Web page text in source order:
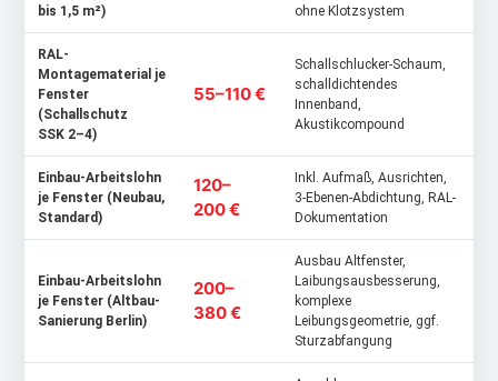
bis 1,5 m²)
ohne Klotzsystem
RAL-
Montagematerial je
Fenster
(Schallschutz
SSK 2–4)
55–110 €
Schallschlucker-Schaum,
schalldichtendes
Innenband,
Akustikcompound
Einbau-Arbeitslohn
je Fenster (Neubau,
Standard)
120–
200 €
Inkl. Aufmaß, Ausrichten,
3-Ebenen-Abdichtung, RAL-
Dokumentation
Einbau-Arbeitslohn
je Fenster (Altbau-
Sanierung Berlin)
200–
380 €
Ausbau Altfenster,
Laibungsausbesserung,
komplexe
Leibungsgeometrie, ggf.
Sturzabfangung